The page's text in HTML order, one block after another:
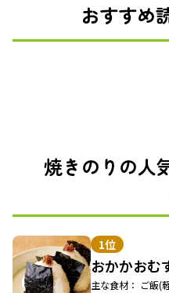
おすすめ
焼きのりの人
1位
おかかおむ
主な食材： ご飯(